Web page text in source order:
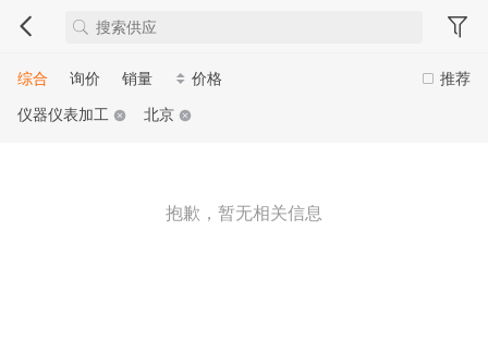
推荐
综合 询价 销量
价格
仪器仪表加工
北京
抱歉，暂无相关信息